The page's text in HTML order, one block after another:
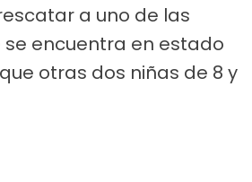
a uno de las
se encuentra en estado
otras dos niñas de 8 y